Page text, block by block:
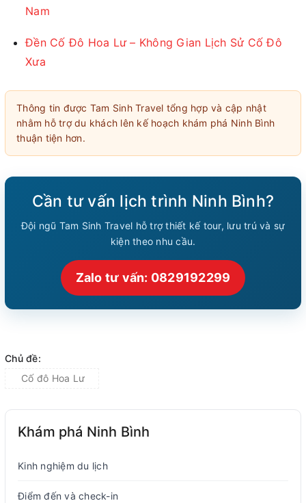
Nam
Đền Cố Đô Hoa Lư – Không Gian Lịch Sử Cố Đô
Xưa
Thông tin được Tam Sinh Travel tổng hợp và cập nhật
nhằm hỗ trợ du khách lên kế hoạch khám phá Ninh Bình
thuận tiện hơn.
Cần tư vấn lịch trình Ninh Bình?
Đội ngũ Tam Sinh Travel hỗ trợ thiết kế tour, lưu trú và sự
kiện theo nhu cầu.
Zalo tư vấn: 0829192299
Chủ đề:
Cố đô Hoa Lư
Khám phá Ninh Bình
Kinh nghiệm du lịch
Điểm đến và check-in